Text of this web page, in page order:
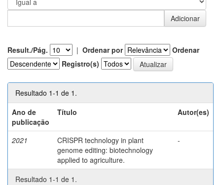
Result./Pág. | Ordenar por
Ordenar
Registro(s)
Resultado 1-1 de 1.
Ano de
publicação
Título Autor(es)
2021
CRISPR technology in plant
genome editing: biotechnology
applied to agriculture.
-
Resultado 1-1 de 1.